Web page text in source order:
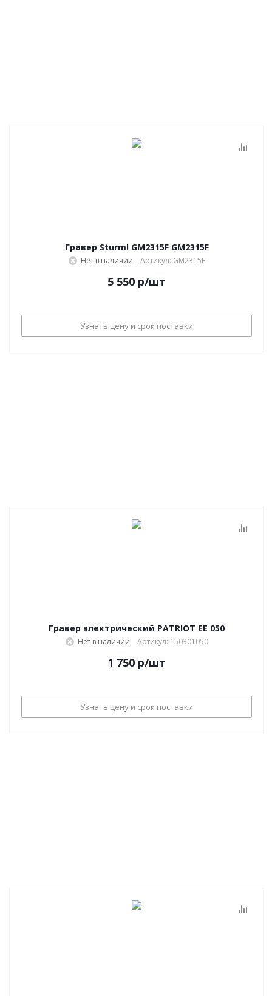
Гравер Sturm! GM2315F GM2315F
Нет в наличии Артикул: GM2315F
5 550 р/шт
Узнать цену и срок поставки
Гравер электрический PATRIOT EE 050
Нет в наличии Артикул: 150301050
1 750 р/шт
Узнать цену и срок поставки